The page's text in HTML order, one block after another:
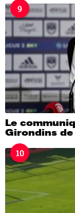
9
Le
Girondins
10